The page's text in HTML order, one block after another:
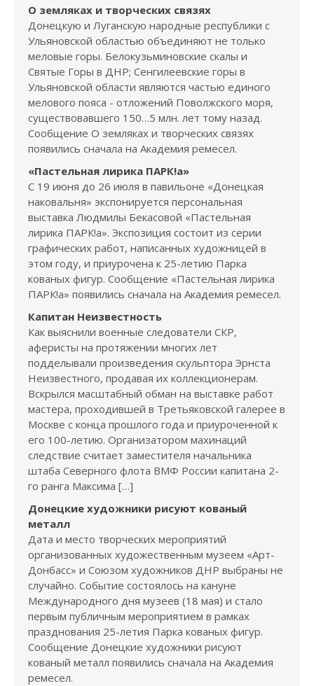
О земляках и творческих связях
Донецкую и Луганскую народные республики с
Ульяновской областью объединяют не только
меловые горы. Белокузьминовские скалы и
Святые Горы в ДНР; Сенгилеевские горы в
Ульяновской области являются частью единого
мелового пояса - отложений Поволжского моря,
существовавшего 150…5 млн. лет тому назад.
Сообщение О земляках и творческих связях
появились сначала на Академия ремесел.
«Пастельная лирика ПАРК!а»
С 19 июня до 26 июля в павильоне «Донецкая
наковальня» экспонируется персональная
выставка Людмилы Бекасовой «Пастельная
лирика ПАРК!а». Экспозиция состоит из серии
графических работ, написанных художницей в
этом году, и приурочена к 25-летию Парка
кованых фигур. Сообщение «Пастельная лирика
ПАРК!а» появились сначала на Академия ремесел.
Капитан Неизвестность
Как выяснили военные следователи СКР,
аферисты на протяжении многих лет
подделывали произведения скульптора Эрнста
Неизвестного, продавая их коллекционерам.
Вскрылся масштабный обман на выставке работ
мастера, проходившей в Третьяковской галерее в
Москве с конца прошлого года и приуроченной к
его 100-летию. Организатором махинаций
следствие считает заместителя начальника
штаба Северного флота ВМФ России капитана 2-
го ранга Максима […]
Донецкие художники рисуют кованый
металл
Дата и место творческих мероприятий
организованных художественным музеем «Арт-
Донбасс» и Союзом художников ДНР выбраны не
случайно. Событие состоялось на кануне
Международного дня музеев (18 мая) и стало
первым публичным мероприятием в рамках
празднования 25-летия Парка кованых фигур.
Сообщение Донецкие художники рисуют
кованый металл появились сначала на Академия
ремесел.